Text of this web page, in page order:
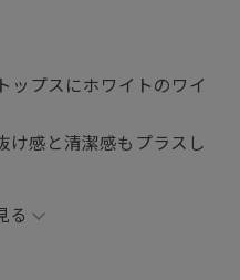
ップスにホワイトのワイ
け感と清潔感もプラスし
短めでVネックのシルエ
る